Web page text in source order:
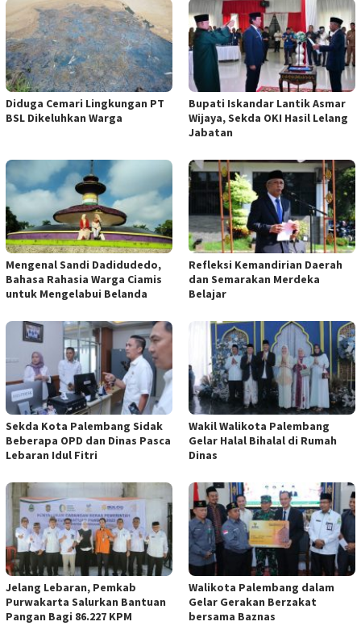
Diduga Cemari Lingkungan PT
BSL Dikeluhkan Warga
Bupati Iskandar Lantik Asmar
Wijaya, Sekda OKI Hasil Lelang
Jabatan
Mengenal Sandi Dadidudedo,
Bahasa Rahasia Warga Ciamis
untuk Mengelabui Belanda
Refleksi Kemandirian Daerah
dan Semarakan Merdeka
Belajar
Sekda Kota Palembang Sidak
Beberapa OPD dan Dinas Pasca
Lebaran Idul Fitri
Wakil Walikota Palembang
Gelar Halal Bihalal di Rumah
Dinas
Jelang Lebaran, Pemkab
Purwakarta Salurkan Bantuan
Pangan Bagi 86.227 KPM
Walikota Palembang dalam
Gelar Gerakan Berzakat
bersama Baznas